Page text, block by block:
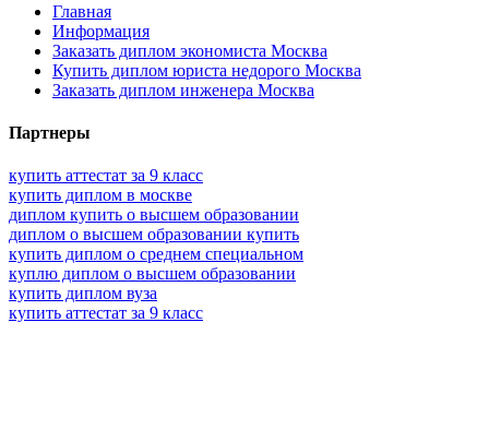
Главная
Информация
Заказать диплом экономиста Москва
Купить диплом юриста недорого Москва
Заказать диплом инженера Москва
Партнеры
купить аттестат за 9 класс
купить диплом в москве
диплом купить о высшем образовании
диплом о высшем образовании купить
купить диплом о среднем специальном
куплю диплом о высшем образовании
купить диплом вуза
купить аттестат за 9 класс